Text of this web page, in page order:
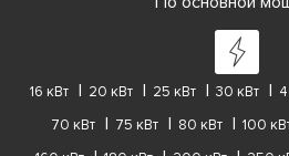
16 кВт 20 кВт 25 кВт 30 кВт
70 кВт
75 кВт 80 кВт 100